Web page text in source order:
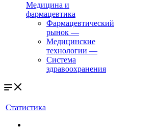
Медицина и
фармацевтика
Фармацевтический
рынок —
Медицинские
технологии —
Система
здравоохранения
Статистика